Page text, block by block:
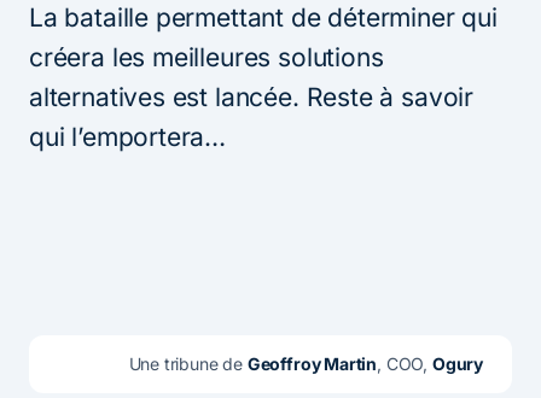
La bataille permettant de déterminer qui
créera les meilleures solutions
alternatives est lancée. Reste à savoir
qui l’emportera…
Une tribune de Geoffroy Martin, COO, Ogury